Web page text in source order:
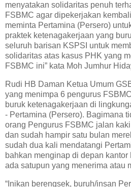
menyatakan solidaritas penuh
FSBMC agar dipekerjakan
meminta Pertamina (Persero)
praktek ketenagakerjaan yang
seluruh barisan KSPSI untuk
solidaritas atas kasus PHK yang
FSBMC ini” kata Moh Jumhur
Rudi HB Daman Ketua Umum
yang menimpa 6 pengurus
buruk ketenagakerjaan di
- Pertamina (Persero). Bagimana
orang Pengurus FSBMC jalan
dan sudah hampir satu bulan
sudah dua kali mendatangi
bahkan menginap di depan
ada satupun yang menerima atau
“Inikan berengsek, buruh/insan